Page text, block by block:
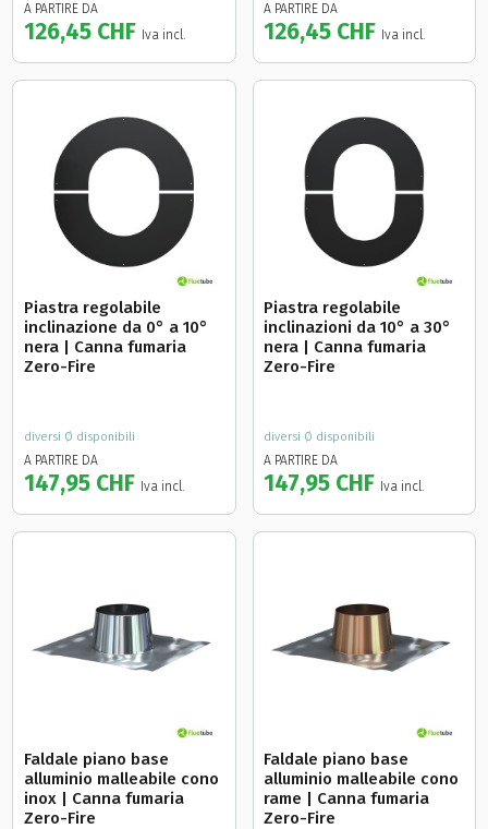
A PARTIRE DA
126,45 CHF Iva incl.
A PARTIRE DA
126,45 CHF Iva incl.
Piastra regolabile
inclinazione da 0° a 10°
nera | Canna fumaria
Zero-Fire
diversi Ø disponibili
A PARTIRE DA
147,95 CHF Iva incl.
Piastra regolabile
inclinazioni da 10° a 30°
nera | Canna fumaria
Zero-Fire
diversi Ø disponibili
A PARTIRE DA
147,95 CHF Iva incl.
Faldale piano base
alluminio malleabile cono
inox | Canna fumaria
Zero-Fire
Faldale piano base
alluminio malleabile cono
rame | Canna fumaria
Zero-Fire